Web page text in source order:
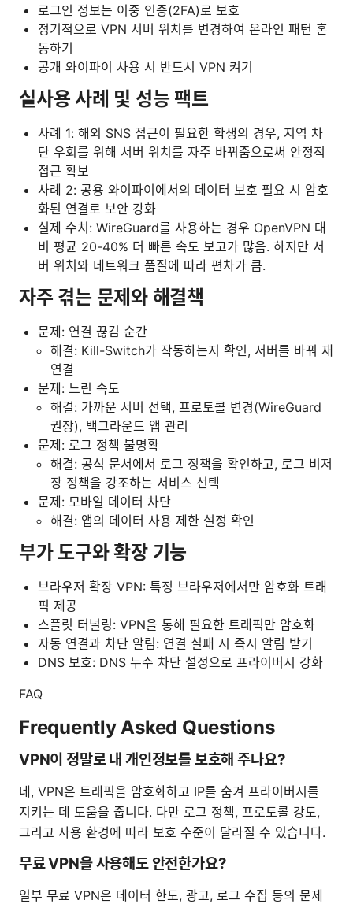
로그인 정보는 이중 인증(2FA)로 보호
정기적으로 VPN 서버 위치를 변경하여 온라인 패턴 혼
동하기
공개 와이파이 사용 시 반드시 VPN 켜기
실사용 사례 및 성능 팩트
사례 1: 해외 SNS 접근이 필요한 학생의 경우, 지역 차
단 우회를 위해 서버 위치를 자주 바꿔줌으로써 안정적
접근 확보
사례 2: 공용 와이파이에서의 데이터 보호 필요 시 암호
화된 연결로 보안 강화
실제 수치: WireGuard를 사용하는 경우 OpenVPN 대
비 평균 20-40% 더 빠른 속도 보고가 많음. 하지만 서
버 위치와 네트워크 품질에 따라 편차가 큼.
자주 겪는 문제와 해결책
문제: 연결 끊김 순간
해결: Kill-Switch가 작동하는지 확인, 서버를 바꿔 재
연결
문제: 느린 속도
해결: 가까운 서버 선택, 프로토콜 변경(WireGuard
권장), 백그라운드 앱 관리
문제: 로그 정책 불명확
해결: 공식 문서에서 로그 정책을 확인하고, 로그 비저
장 정책을 강조하는 서비스 선택
문제: 모바일 데이터 차단
해결: 앱의 데이터 사용 제한 설정 확인
부가 도구와 확장 기능
브라우저 확장 VPN: 특정 브라우저에서만 암호화 트래
픽 제공
스플릿 터널링: VPN을 통해 필요한 트래픽만 암호화
자동 연결과 차단 알림: 연결 실패 시 즉시 알림 받기
DNS 보호: DNS 누수 차단 설정으로 프라이버시 강화
FAQ
Frequently Asked Questions
VPN이 정말로 내 개인정보를 보호해 주나요?
네, VPN은 트래픽을 암호화하고 IP를 숨겨 프라이버시를
지키는 데 도움을 줍니다. 다만 로그 정책, 프로토콜 강도,
그리고 사용 환경에 따라 보호 수준이 달라질 수 있습니다.
무료 VPN을 사용해도 안전한가요?
일부 무료 VPN은 데이터 한도, 광고, 로그 수집 등의 문제